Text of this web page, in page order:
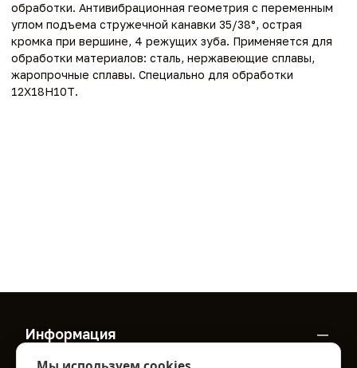
обработки. Антивибрационная геометрия с переменным
углом подъема стружечной канавки 35/38°, острая
кромка при вершине, 4 режущих зуба. Применяется для
обработки материалов: сталь, нержавеющие сплавы,
жаропрочные сплавы. Специально для обработки
12Х18Н10Т.
Информация
О нас